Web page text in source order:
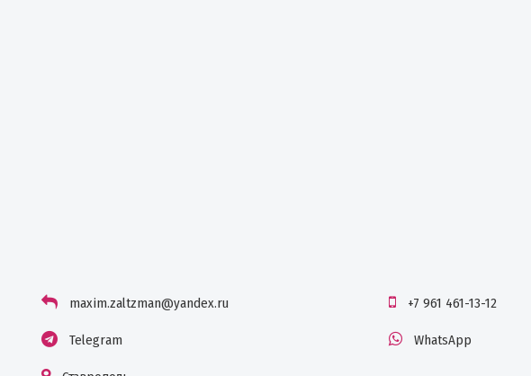
maxim.zaltzman@yandex.ru +7 961 461-13-12
Telegram WhatsApp